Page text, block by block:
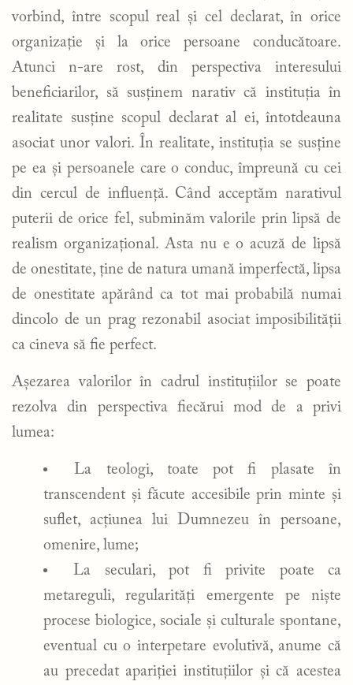
vorbind, între scopul real și cel declarat, în orice
organizație și la orice persoane conducătoare.
Atunci n-are rost, din perspectiva interesului
beneficiarilor, să susținem narativ că instituția în
realitate susține scopul declarat al ei, întotdeauna
asociat unor valori. În realitate, instituția se susține
pe ea și persoanele care o conduc, împreună cu cei
din cercul de influență. Când acceptăm narativul
puterii de orice fel, subminăm valorile prin lipsă de
realism organizațional. Asta nu e o acuză de lipsă
de onestitate, ține de natura umană imperfectă, lipsa
de onestitate apărând ca tot mai probabilă numai
dincolo de un prag rezonabil asociat imposibilității
ca cineva să fie perfect.
Așezarea valorilor în cadrul instituțiilor se poate
rezolva din perspectiva fiecărui mod de a privi
lumea:
La teologi, toate pot fi plasate în
transcendent și făcute accesibile prin minte și
suflet, acțiunea lui Dumnezeu în persoane,
omenire, lume;
La seculari, pot fi privite poate ca
metareguli, regularități emergente pe niște
procese biologice, sociale și culturale spontane,
eventual cu o interpetare evolutivă, anume că
au precedat apariției instituțiilor și că acestea